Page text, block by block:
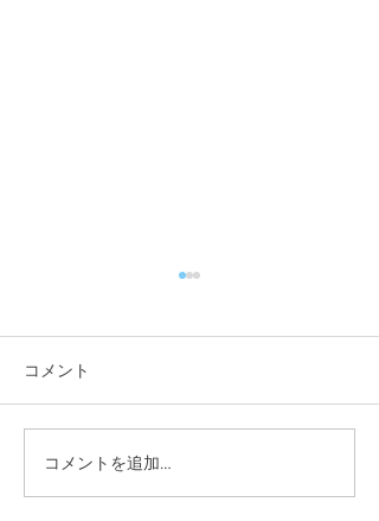
コメント
コメントを追加…